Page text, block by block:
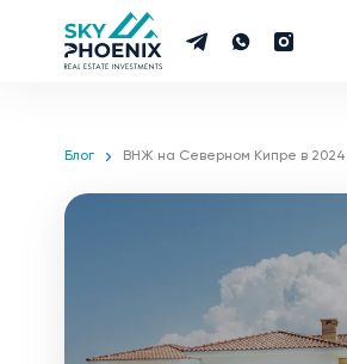
Блог ВНЖ на Северном Кипре в 2024